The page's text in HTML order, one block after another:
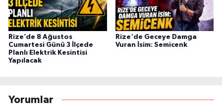
Rize’de 8 Ağustos
Cumartesi Günü 3 İlçede
Planlı Elektrik Kesintisi
Yapılacak
Rize'de Geceye Damga
Vuran İsim: Semicenk
Yorumlar